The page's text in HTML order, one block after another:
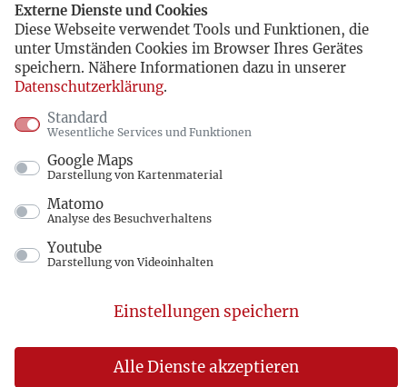
Externe Dienste und Cookies
Diese Webseite verwendet Tools und Funktionen, die
unter Umständen Cookies im Browser Ihres Gerätes
speichern. Nähere Informationen dazu in unserer
Datenschutzerklärung.
Standard
Wesentliche Services und Funktionen
Google Maps
Darstellung von Kartenmaterial
Matomo
Analyse des Besuchverhaltens
Youtube
Darstellung von Videoinhalten
Alle Dienste akzeptieren
Einstellungen speichern